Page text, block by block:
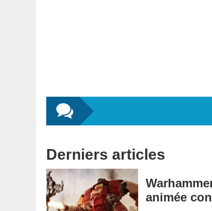
Derniers articles
animée